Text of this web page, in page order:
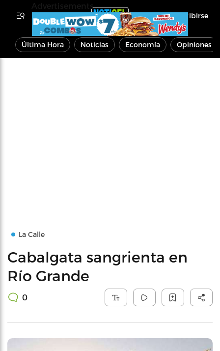
Inscribirse
Última Hora Noticias Economía Opiniones
La Calle
Cabalgata sangrienta en
Río Grande
0
Advertisements